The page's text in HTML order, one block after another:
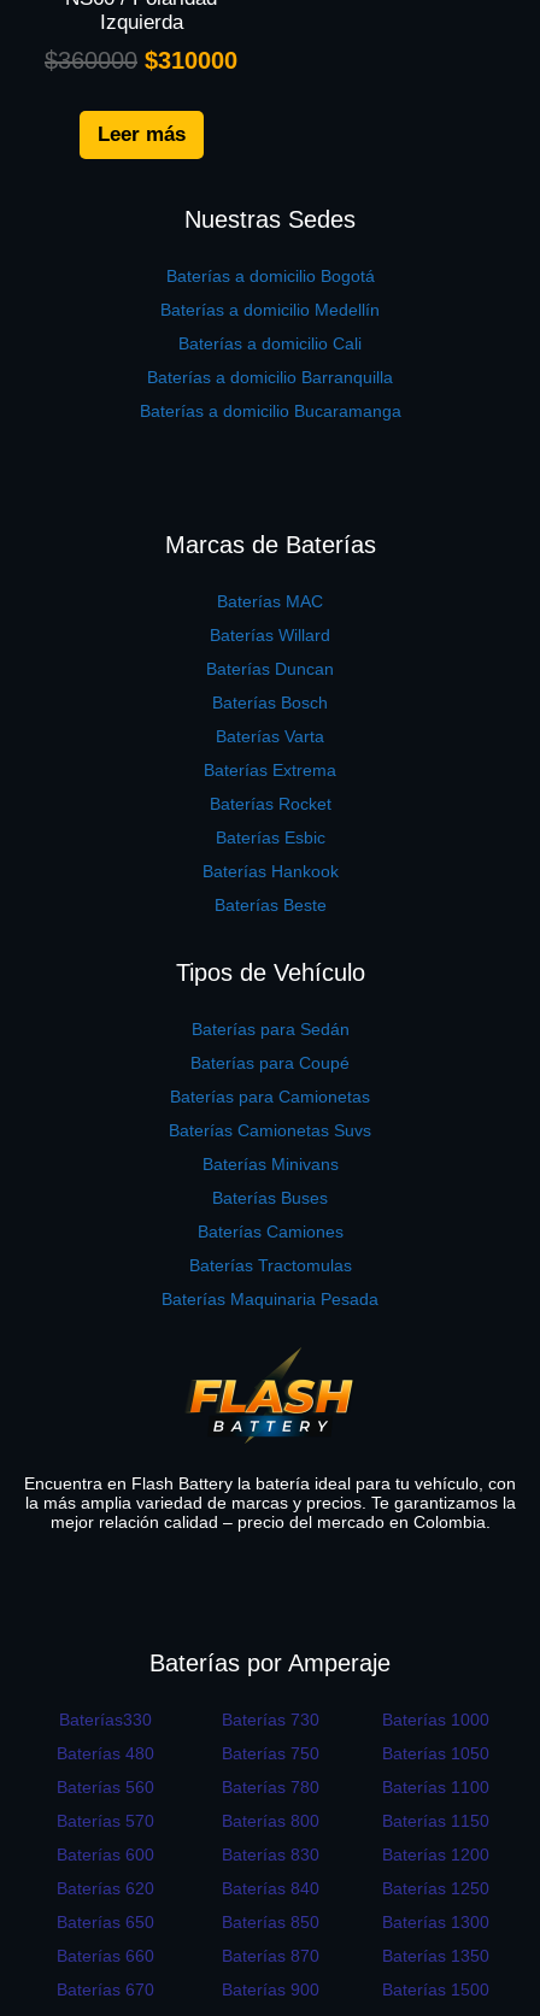
Izquierda
$360000 $310000
Leer más
Nuestras Sedes
Baterías a domicilio Bogotá
Baterías a domicilio Medellín
Baterías a domicilio Cali
Baterías a domicilio Barranquilla
Baterías a domicilio Bucaramanga
Marcas de Baterías
Baterías MAC
Baterías Willard
Baterías Duncan
Baterías Bosch
Baterías Varta
Baterías Extrema
Baterías Rocket
Baterías Esbic
Baterías Hankook
Baterías Beste
Tipos de Vehículo
Baterías para Sedán
Baterías para Coupé
Baterías para Camionetas
Baterías Camionetas Suvs
Baterías Minivans
Baterías Buses
Baterías Camiones
Baterías Tractomulas
Baterías Maquinaria Pesada
Encuentra en Flash Battery la batería ideal para tu vehículo, con
la más amplia variedad de marcas y precios. Te garantizamos la
mejor relación calidad – precio del mercado en Colombia.
Baterías por Amperaje
Baterías330
Baterías 480
Baterías 560
Baterías 570
Baterías 600
Baterías 620
Baterías 650
Baterías 660
Baterías 670
Baterías 730
Baterías 750
Baterías 780
Baterías 800
Baterías 830
Baterías 840
Baterías 850
Baterías 870
Baterías 900
Baterías 1000
Baterías 1050
Baterías 1100
Baterías 1150
Baterías 1200
Baterías 1250
Baterías 1300
Baterías 1350
Baterías 1500